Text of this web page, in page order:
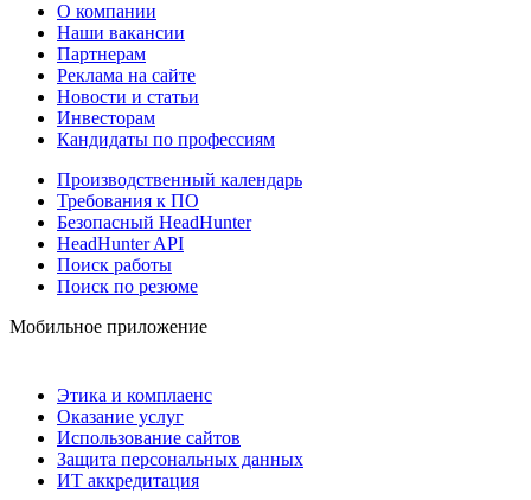
О компании
Наши вакансии
Партнерам
Реклама на сайте
Новости и статьи
Инвесторам
Кандидаты по профессиям
Производственный календарь
Требования к ПО
Безопасный HeadHunter
HeadHunter API
Поиск работы
Поиск по резюме
Мобильное приложение
Этика и комплаенс
Оказание услуг
Использование сайтов
Защита персональных данных
ИТ аккредитация